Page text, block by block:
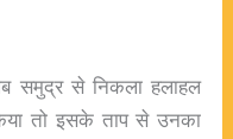
समुद्र से निकला हलाहल
तो इसके ताप से उनका